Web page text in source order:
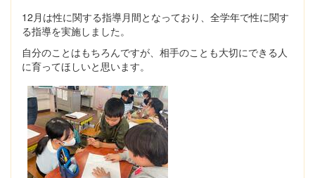
12月は性に関する指導月間となっており、全学年で性に関す
る指導を実施しました。
自分のことはもちろんですが、相手のことも大切にできる人
に育ってほしいと思います。